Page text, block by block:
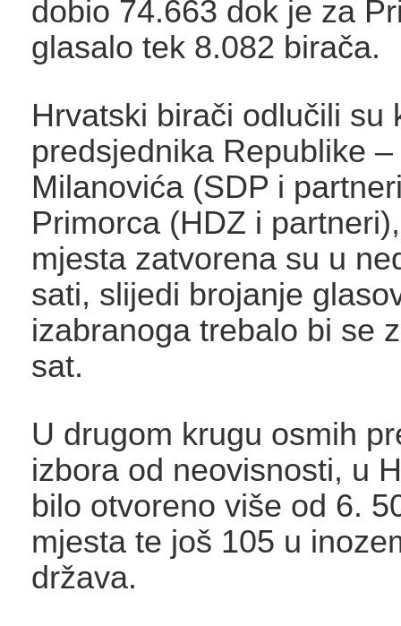
dobio 74.663 dok je za
glasalo tek 8.082 birača.
Hrvatski birači odlučili su
predsjednika Republike
Milanovića (SDP i
Primorca (HDZ i
mjesta zatvorena su u
sati, slijedi brojanje
izabranoga trebalo bi se
sat.
U drugom krugu osmih
izbora od neovisnosti, u
bilo otvoreno više od 6.
mjesta te još 105 u
država.